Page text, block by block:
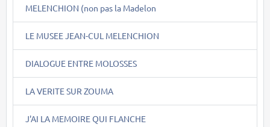
MELENCHION (non pas la Madelon
LE MUSEE JEAN-CUL MELENCHION
DIALOGUE ENTRE MOLOSSES
LA VERITE SUR ZOUMA
J'AI LA MEMOIRE QUI FLANCHE